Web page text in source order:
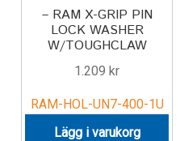
Spotlight
Tablet
– RAM X-GRIP PIN
LOCK WASHER
W/TOUGHCLAW
1.209 kr
RAM-HOL-UN7-400-1U
Lägg i varukorg